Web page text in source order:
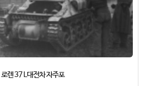
렌 37 L대전차 자주포